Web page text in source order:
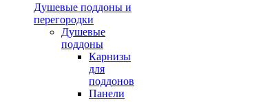
Душевые поддоны и
перегородки
Душевые
поддоны
Карнизы
для
поддонов
Панели